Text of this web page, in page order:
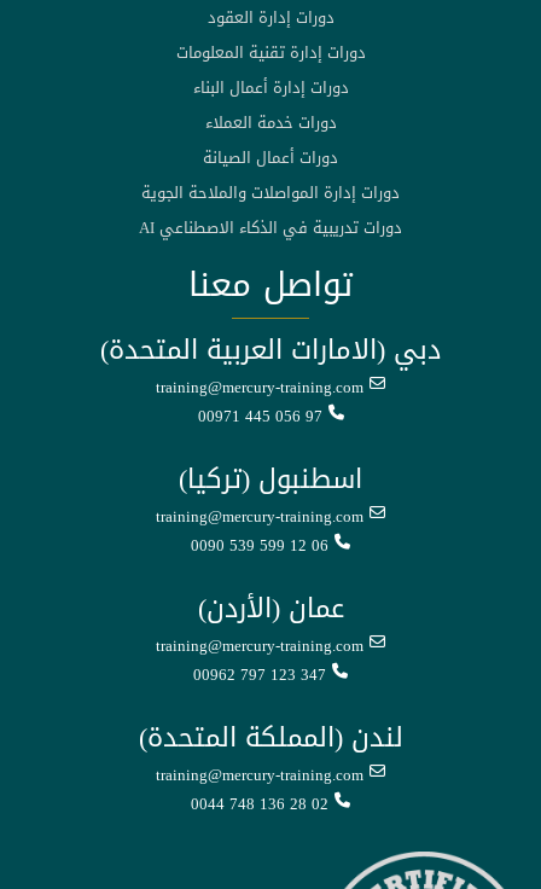
دورات إدارة العقود
دورات إدارة تقنية المعلومات
دورات إدارة أعمال البناء
دورات خدمة العملاء
دورات أعمال الصيانة
دورات إدارة المواصلات والملاحة الجوية
دورات تدريبية في الذكاء الاصطناعي AI
تواصل معنا
دبي (الامارات العربية المتحدة)
training@mercury-training.com
00971 445 056 97
اسطنبول (تركيا)
training@mercury-training.com
0090 539 599 12 06
عمان (الأردن)
training@mercury-training.com
00962 797 123 347
لندن (المملكة المتحدة)
training@mercury-training.com
0044 748 136 28 02